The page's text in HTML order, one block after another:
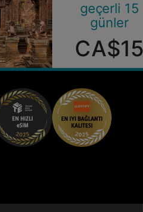
geçerli 15
günler
CA$15